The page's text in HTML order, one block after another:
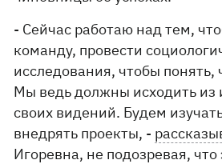
- Сейчас работаю над тем,
команду, провести
исследования, чтобы понять,
Мы ведь должны исходить из
своих видений. Будем
внедрять проекты, -
Игоревна, не подозревая,